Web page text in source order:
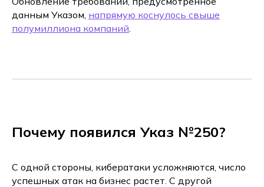
данным Указом, напрямую коснулось свыше
полумиллиона компаний.
Почему появился Указ №250?
С одной стороны, кибератаки усложняются, число
успешных атак на бизнес растет. С другой